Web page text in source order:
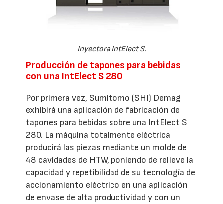
Inyectora IntElect S.
Producción de tapones para bebidas
con una IntElect S 280
Por primera vez, Sumitomo (SHI) Demag
exhibirá una aplicación de fabricación de
tapones para bebidas sobre una IntElect S
280. La máquina totalmente eléctrica
producirá las piezas mediante un molde de
48 cavidades de HTW, poniendo de relieve la
capacidad y repetibilidad de su tecnología de
accionamiento eléctrico en una aplicación
de envase de alta productividad y con un